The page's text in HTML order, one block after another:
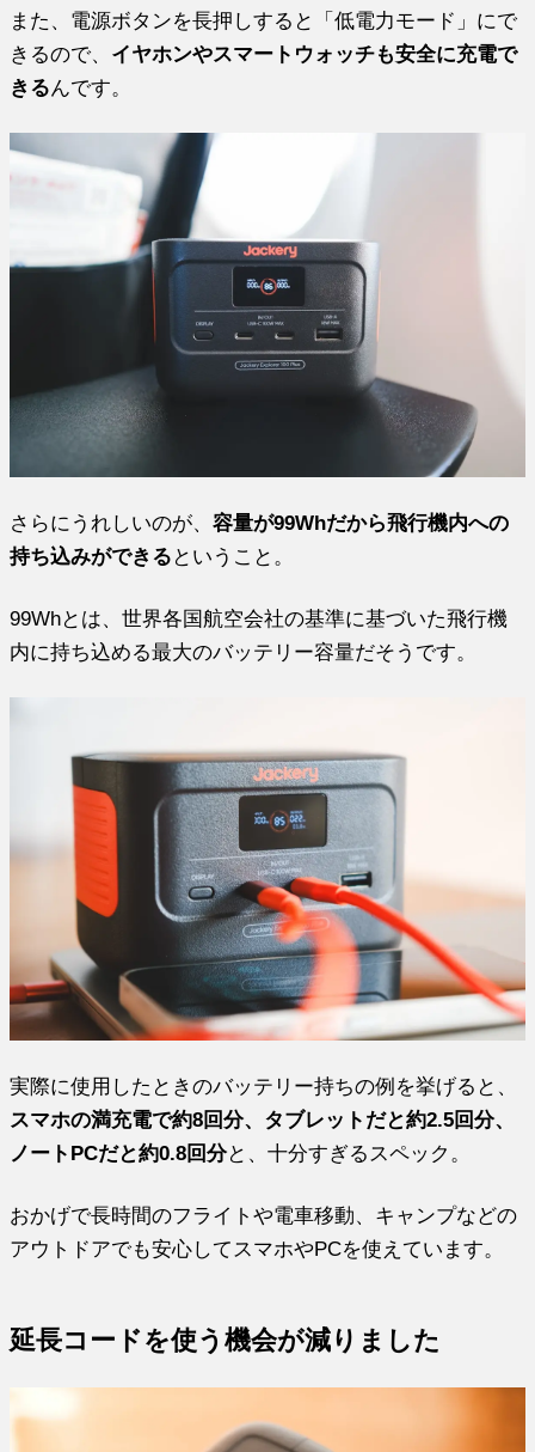
また、電源ボタンを長押しすると「低電力モード」にで
きるので、 イヤホンやスマートウォッチも安全に充電で
きるんです。
さらにうれしいのが、容量が99Whだから飛行機内への
持ち込みができる ということ。
99Whとは、世界各国航空会社の基準に基づいた飛行機
内に持ち込める最大のバッテリー容量だそうです。
実際に使用したときのバッテリー持ちの例を挙げると、
スマホの満充電で約8回分、タブレットだと約2.5回分、
ノートPCだと約0.8回分と、十分すぎるスペック。
おかげで長時間のフライトや電車移動、キャンプなどの
アウトドアでも安心してスマホやPCを使えています。
延長コードを使う機会が減りました